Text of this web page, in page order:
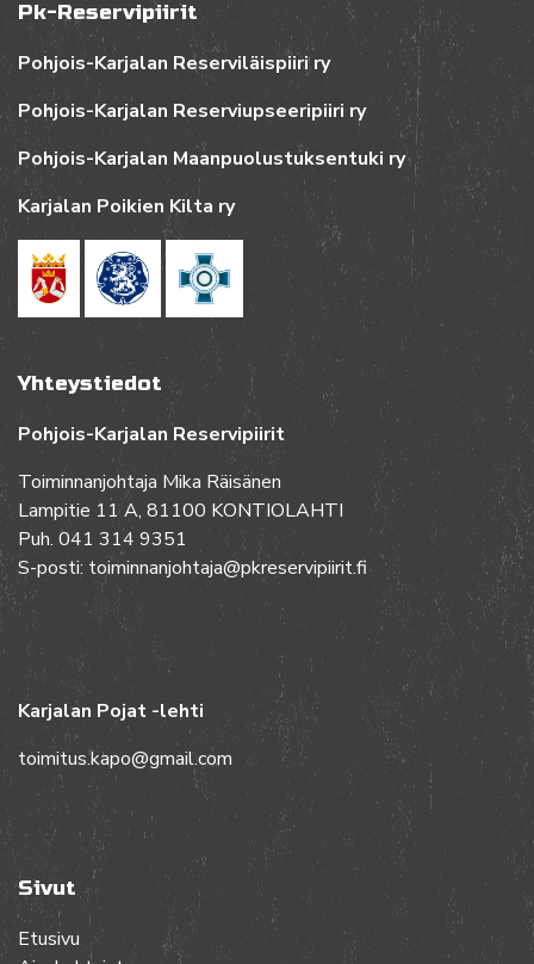
Pk-Reservipiirit
Pohjois-Karjalan Reserviläispiiri ry
Pohjois-Karjalan Reserviupseeripiiri ry
Pohjois-Karjalan Maanpuolustuksentuki ry
Karjalan Poikien Kilta ry
Yhteystiedot
Pohjois-Karjalan Reservipiirit
Toiminnanjohtaja Mika Räisänen
Lampitie 11 A, 81100 KONTIOLAHTI
Puh. 041 314 9351
S-posti: toiminnanjohtaja@pkreservipiirit.fi
Karjalan Pojat -lehti
toimitus.kapo@gmail.com
Sivut
Etusivu